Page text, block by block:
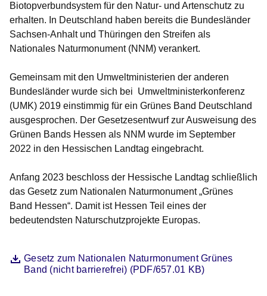
Biotopverbundsystem für den Natur- und Artenschutz zu
erhalten. In Deutschland haben bereits die Bundesländer
Sachsen-Anhalt und Thüringen den Streifen als
Nationales Naturmonument (NNM) verankert.
Gemeinsam mit den Umweltministerien der anderen
Bundesländer wurde sich bei Umweltministerkonferenz
(UMK) 2019 einstimmig für ein Grünes Band Deutschland
ausgesprochen. Der Gesetzesentwurf zur Ausweisung des
Grünen Bands Hessen als NNM wurde im September
2022 in den Hessischen Landtag eingebracht.
Anfang 2023 beschloss der Hessische Landtag schließlich
das Gesetz zum Nationalen Naturmonument „Grünes
Band Hessen“. Damit ist Hessen Teil eines der
bedeutendsten Naturschutzprojekte Europas.
DateiGesetz zum Nationalen Naturmonument Grünes
Band (nicht barrierefrei) (PDF/657.01 KB)
Öffnet sich in einem neuen Fenster